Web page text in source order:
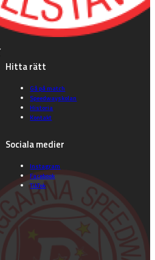
Hitta rätt
Gå på match
Speedwayskolan
Historia
Kontakt
Sociala medier
Instagram
Facebook
TikTok